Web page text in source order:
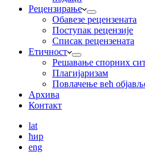
Рецензирање
Обавезе рецензената
Поступак рецензије
Списак рецензената
Етичност
Рeшaвaњe спорних
Плагијаризам
Повлачење већ
Архива
Контакт
lat
ћир
eng